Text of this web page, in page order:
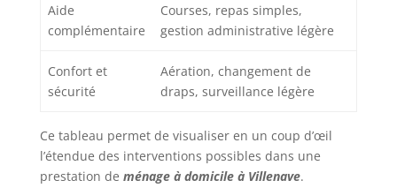
Aide
complémentaire
Courses, repas simples,
gestion administrative légère
Confort et
sécurité
Aération, changement de
draps, surveillance légère
Ce tableau permet de visualiser en un coup d’œil
l’étendue des interventions possibles dans une
prestation de ménage à domicile à Villenave.